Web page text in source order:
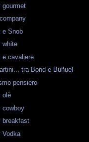
gourmet
e Snob
white
e cavaliere
tra Bond e Buñuel
pensiero
olè
cowboy
breakfast
Vodka